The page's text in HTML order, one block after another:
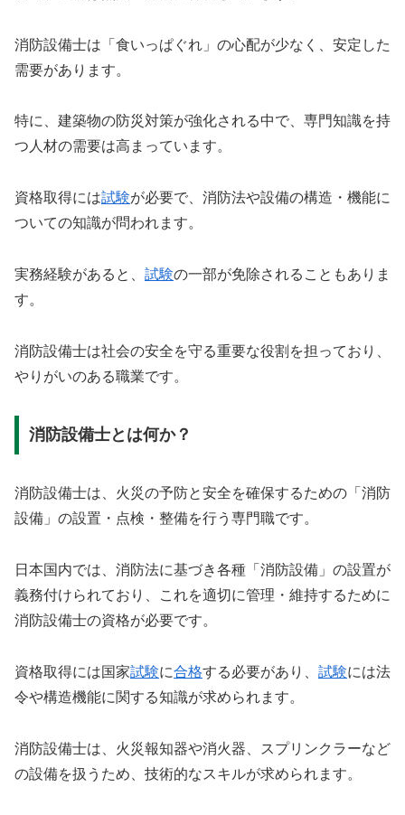
消防設備士は「食いっぱぐれ」の心配が少なく、安定した
需要があります。
特に、建築物の防災対策が強化される中で、専門知識を持
つ人材の需要は高まっています。
資格取得には試験が必要で、消防法や設備の構造・機能に
ついての知識が問われます。
実務経験があると、 試験の一部が免除されることもありま
す。
消防設備士は社会の安全を守る重要な役割を担っており、
やりがいのある職業です。
消防設備士とは何か？
消防設備士は、火災の予防と安全を確保するための「消防
設備」の設置・点検・整備を行う専門職です。
日本国内では、消防法に基づき各種「消防設備」の設置が
義務付けられており、これを適切に管理・維持するために
消防設備士の資格が必要です。
資格取得には国家試験に合格する必要があり、 試験には法
令や構造機能に関する知識が求められます。
消防設備士は、火災報知器や消火器、スプリンクラーなど
の設備を扱うため、技術的なスキルが求められます。